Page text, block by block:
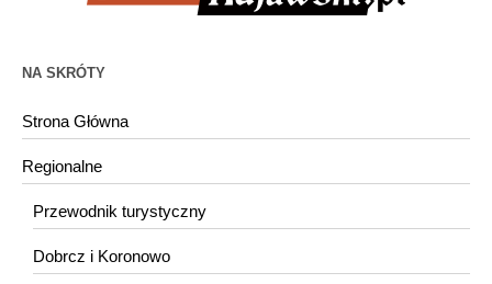
NA SKRÓTY
Strona Główna
Regionalne
Przewodnik turystyczny
Dobrcz i Koronowo